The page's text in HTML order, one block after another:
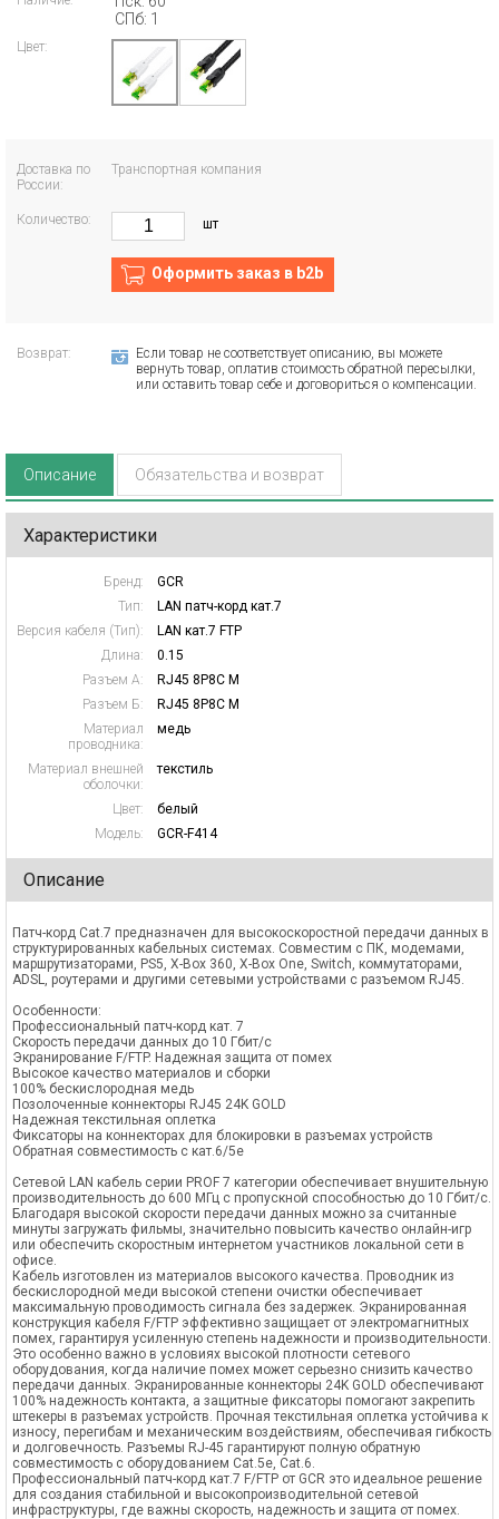
СПб: 1
Цвет:
Доставка по
России:
Транспортная компания
Количество: шт
Оформить заказ в b2b
Возврат:
Если товар не соответствует описанию, вы можете
вернуть товар, оплатив стоимость обратной пересылки,
или оставить товар себе и договориться о компенсации.
Описание Обязательства и возврат
Характеристики
Бренд:
GCR
Тип:
LAN патч-корд кат.7
Версия кабеля (Тип):
LAN кат.7 FTP
Длина:
0.15
Разъем А:
RJ45 8P8C M
Разъем Б:
RJ45 8P8C M
Материал
проводника:
медь
Материал внешней
оболочки:
текстиль
Цвет:
белый
Модель:
GCR-F414
Описание
Патч-корд Cat.7 предназначен для высокоскоростной передачи данных в
структурированных кабельных системах. Совместим с ПК, модемами,
маршрутизаторами, PS5, X-Box 360, X-Box One, Switch, коммутаторами,
ADSL, роутерами и другими сетевыми устройствами с разъемом RJ45.
Особенности:
Профессиональный патч-корд кат. 7
Скорость передачи данных до 10 Гбит/с
Экранирование F/FTP. Надежная защита от помех
Высокое качество материалов и сборки
100% бескислородная медь
Позолоченные коннекторы RJ45 24K GOLD
Надежная текстильная оплетка
Фиксаторы на коннекторах для блокировки в разъемах устройств
Обратная совместимость с кат.6/5е
Сетевой LAN кабель серии PROF 7 категории обеспечивает внушительную
производительность до 600 МГц с пропускной способностью до 10 Гбит/с.
Благодаря высокой скорости передачи данных можно за считанные
минуты загружать фильмы, значительно повысить качество онлайн-игр
или обеспечить скоростным интернетом участников локальной сети в
офисе.
Кабель изготовлен из материалов высокого качества. Проводник из
бескислородной меди высокой степени очистки обеспечивает
максимальную проводимость сигнала без задержек. Экранированная
конструкция кабеля F/FTP эффективно защищает от электромагнитных
помех, гарантируя усиленную степень надежности и производительности.
Это особенно важно в условиях высокой плотности сетевого
оборудования, когда наличие помех может серьезно снизить качество
передачи данных. Экранированные коннекторы 24K GOLD обеспечивают
100% надежность контакта, а защитные фиксаторы помогают закрепить
штекеры в разъемах устройств. Прочная текстильная оплетка устойчива к
износу, перегибам и механическим воздействиям, обеспечивая гибкость
и долговечность. Разъемы RJ-45 гарантируют полную обратную
совместимость с оборудованием Cat.5e, Cat.6.
Профессиональный патч-корд кат.7 F/FTP от GCR это идеальное решение
для создания стабильной и высокопроизводительной сетевой
инфраструктуры, где важны скорость, надежность и защита от помех.